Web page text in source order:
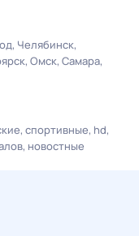
Челябинск
Омск Самара
спортивные hd
новостные